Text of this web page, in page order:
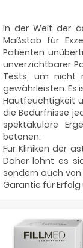
In der Welt der
Maßstab für
Patienten
unverzichtbarer
Tests, um nicht
gewährleisten. Es
Hautfeuchtigkeit
die Bedürfnisse
spektakuläre
betonen.
Für Kliniken der
Daher lohnt es
sondern auch
Garantie für